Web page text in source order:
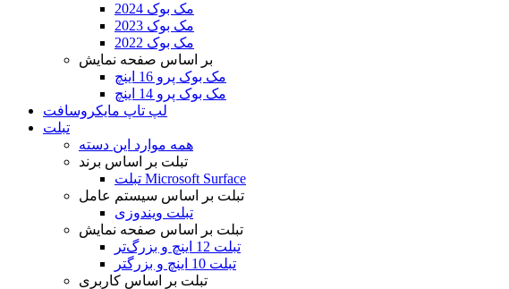
مک بوک 2024
مک بوک 2023
مک بوک 2022
بر اساس صفحه نمایش
مک بوک پرو 16 اینچ
مک بوک پرو 14 اینچ
لپ تاپ مایکروسافت
تبلت
همه موارد این دسته
تبلت بر اساس برند
تبلت Microsoft Surface
تبلت بر اساس سیستم عامل
تبلت ویندوزی
تبلت بر اساس صفحه نمایش
تبلت 12 اینچ و بزرگ‌تر
تبلت 10 اینچ و بزرگتر
تبلت بر اساس کاربری